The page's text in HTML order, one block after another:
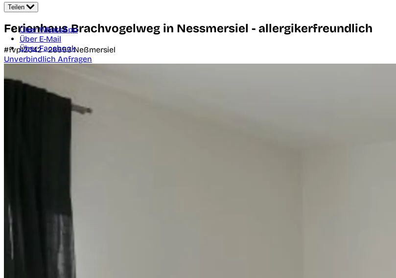
Teilen
Über WhatsApp
Über E-Mail
Über Facebook
Ferienhaus Brachvogelweg in Nessmersiel - allergikerfreundlich
#fvp12042 -26553Neßmersiel
Unverbindlich Anfragen